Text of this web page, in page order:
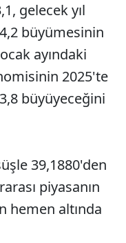
gelecek yıl
büyümesinin
ayındaki
2025'te
büyüyeceğini
39,1880'den
piyasanın
hemen altında